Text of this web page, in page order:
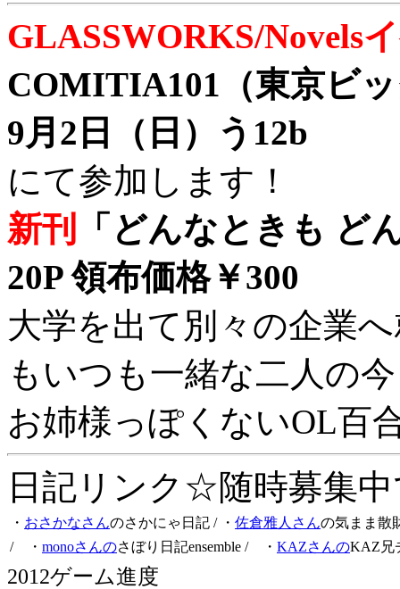
GLASSWORKS/Novels
COMITIA101（東京ビ
9月2日（日）う12b
にて参加します！
新刊
「どんなときも ど
20P 領布価格￥300
大学を出て別々の企業
もいつも一緒な二人の
お姉様っぽくないOL百
日記リンク☆随時募集
・ おさかなさんのさかにゃ日記 / ・ 佐倉雅人さんの気まま散
/ ・ monoさんのさぼり日記ensemble / ・ KAZさんのKAZ兄
2012ゲーム進度